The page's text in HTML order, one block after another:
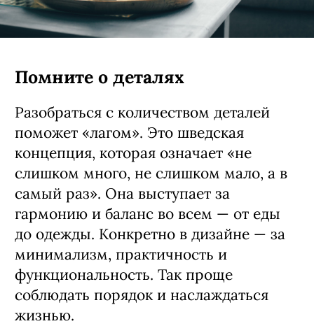
Помните о деталях
Разобраться с количеством деталей
поможет «лагом». Это шведская
концепция, которая означает «не
слишком много, не слишком мало, а в
самый раз». Она выступает за
гармонию и баланс во всем — от еды
до одежды. Конкретно в дизайне — за
минимализм, практичность и
функциональность. Так проще
соблюдать порядок и наслаждаться
жизнью.